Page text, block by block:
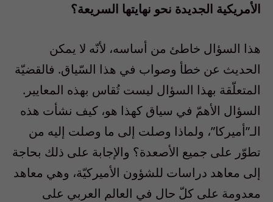
الأمريكية الجديدة نحو نهايتها السريعة؟
هذا السؤال خاطئ من أساسه، لأنّه لا يمكن
الحديث عن خطأ وصواب في هذا السّياق. فالقضيّة
المتعلّقة بهذا السؤال ليست تُقاس بهذه المعايير.
السؤال الأهمّ في سياق كهذا هو، كيف نشأت هذه
الـ”أميركا”، ولماذا وصلت إلى ما وصلت إليه من
تطوّر على جميع الأصعدة؟ والإجابة على ذلك بحاجة
إلى معاهد دراسات للشؤون الأميركيّة، وهي معاهد
معدومة على كلّ حال في العالم العربي على